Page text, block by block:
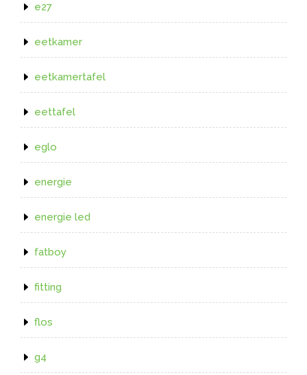
e27
eetkamer
eetkamertafel
eettafel
eglo
energie
energie led
fatboy
fitting
flos
g4